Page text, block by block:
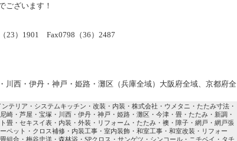
ございます！
）1901 Fax0798（36）2487
西・伊丹・神戸・姫路・灘区（兵庫全域）大阪府全域、京都府全
テリア・システムキッチン・改装・内装・株式会社・ウメタニ・たたみ寸法・
・芦屋・宝塚・川西・伊丹・神戸・姫路・灘区・今津・畳・たたみ・新調・
畳・セキスイ表・内装・外装・リフォーム・たたみ・襖・障子・網戸・網戸張
ペット・クロス補修・内装工事・室内装飾・和室工事・和室改装・リフォー
組合・梅谷忠洋・森林浴・SPクロス・サンゲツ・シンコール・ニチベイ・タチ